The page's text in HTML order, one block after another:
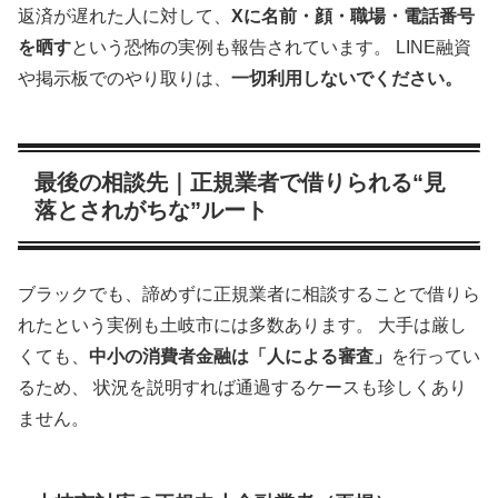
返済が遅れた人に対して、 Xに名前・顔・職場・電話番号
を晒すという恐怖の実例も報告されています。 LINE融資
や掲示板でのやり取りは、 一切利用しないでください。
最後の相談先｜正規業者で借りられる“見
落とされがちな”ルート
ブラックでも、諦めずに正規業者に相談することで借りら
れたという実例も土岐市には多数あります。 大手は厳し
くても、 中小の消費者金融は「人による審査」
を行ってい
るため、 状況を説明すれば通過するケースも珍しくあり
ません。